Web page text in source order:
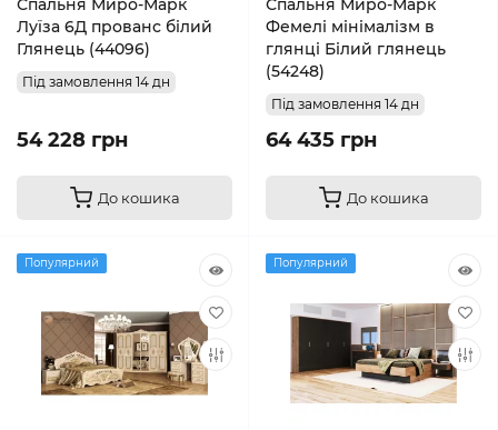
Спальня Миро-Марк
Луїза 6Д прованс білий
Глянець (44096)
Під замовлення 14 дн
54 228 грн
До кошика
Спальня Миро-Марк
Фемелі мінімалізм в
глянці Білий глянець
(54248)
Під замовлення 14 дн
64 435 грн
До кошика
Популярний Популярний